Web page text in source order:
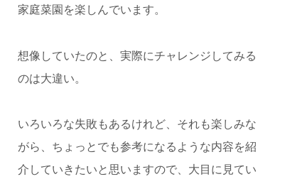
家庭菜園を楽しんでいます。
想像していたのと、実際にチャレンジしてみる
のは大違い。
いろいろな失敗もあるけれど、それも楽しみな
がら、ちょっとでも参考になるような内容を紹
介していきたいと思いますので、大目に見てい